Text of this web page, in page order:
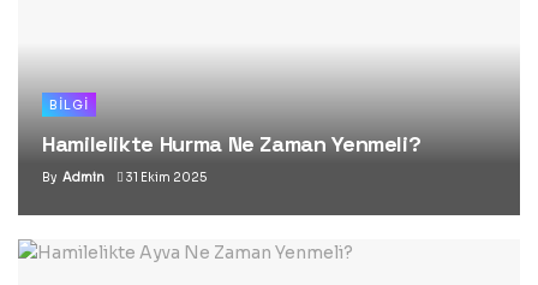
BILGI
Hamilelikte Hurma Ne Zaman Yenmeli?
By Admin 31 Ekim 2025